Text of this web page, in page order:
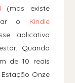
(mas existe
o Kindle
aplicativo
Quando
de 10 reais
Onze